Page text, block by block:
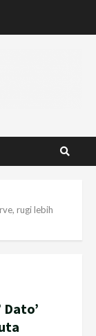
rugi lebih